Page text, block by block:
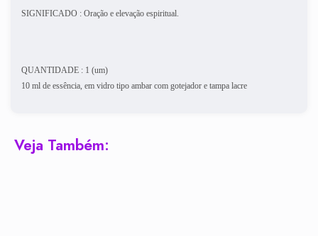
SIGNIFICADO : Oração e elevação espiritual.
QUANTIDADE : 1 (um)
10 ml de essência, em vidro tipo ambar com gotejador e tampa lacre
Veja Também: